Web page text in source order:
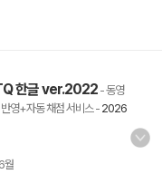
한글 ver.2022 - 동영
영+자동 채점 서비스- 2026
월